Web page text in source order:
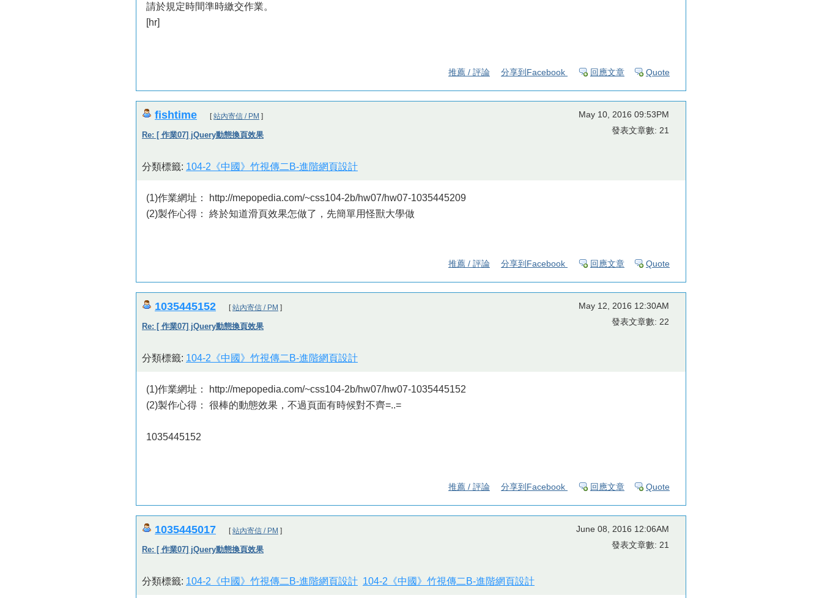
請於規定時間準時繳交作業。
[hr]
推薦 / 評論 分享到Facebook 回應文章 Quote
fishtime [站內寄信 / PM ]
Re: [ 作業07] jQuery動態換頁效果
分類標籤: 104-2《中國》竹視傳二B-進階網頁設計
May 10, 2016 09:53PM
發表文章數: 21
(1)作業網址： http://mepopedia.com/~css104-2b/hw07/hw07-1035445209
(2)製作心得： 終於知道滑頁效果怎做了，先簡單用怪獸大學做
推薦 / 評論 分享到Facebook 回應文章 Quote
1035445152 [站內寄信 / PM ]
Re: [ 作業07] jQuery動態換頁效果
分類標籤: 104-2《中國》竹視傳二B-進階網頁設計
May 12, 2016 12:30AM
發表文章數: 22
(1)作業網址： http://mepopedia.com/~css104-2b/hw07/hw07-1035445152
(2)製作心得： 很棒的動態效果，不過頁面有時候對不齊=..=
1035445152
推薦 / 評論 分享到Facebook 回應文章 Quote
1035445017 [站內寄信 / PM ]
Re: [ 作業07] jQuery動態換頁效果
分類標籤: 104-2《中國》竹視傳二B-進階網頁設計 104-2《中國》竹視傳二B-進階網頁設計
June 08, 2016 12:06AM
發表文章數: 21